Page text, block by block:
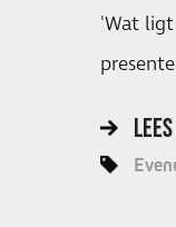
'Wat